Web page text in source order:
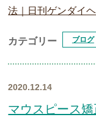
法｜日刊ゲンダイ
カテゴリー ブログ
2020.12.14
マウスピース